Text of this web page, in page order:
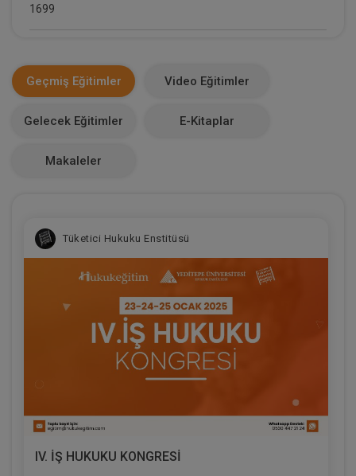
1699
0
0
Geçmiş Eğitimler Video Eğitimler
Gelecek Eğitimler E-Kitaplar
Makaleler
Tüketici Hukuku Enstitüsü
IV. İŞ HUKUKU KONGRESİ